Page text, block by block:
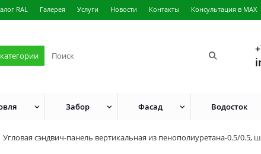
RAL Галерея Услуги Новости Контакты Консультация в MAX
Забор Фасад Водосток
Угловая сэндвич-панель вертикальная из пенополиуретана-0.5/